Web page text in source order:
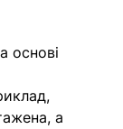
основі
а